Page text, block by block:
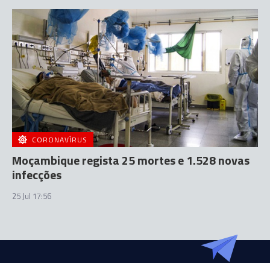
CORONAVÍRUS
Moçambique regista 25 mortes e 1.528 novas
infecções
25 Jul 17:56